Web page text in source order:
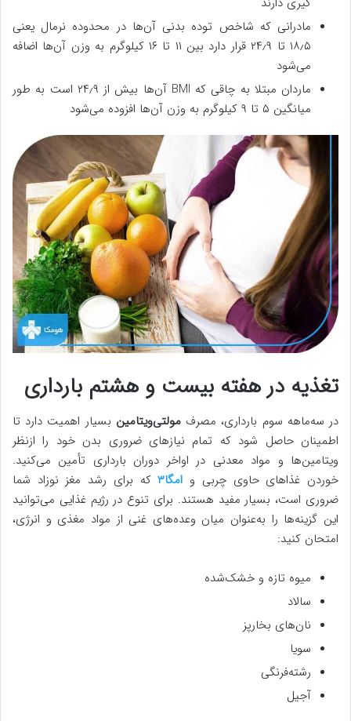
مادرانی که شاخص توده بدنی آن‌ها در محدوده نرمال یعنی
۱۸٫۵ تا ۲۴٫۹ قرار دارد بین ۱۱ تا ۱۶ کیلوگرم به وزن آن‌ها اضافه
می‌شود
ماردان مبتلا به چاقی که BMI آن‌ها بیش از ۲۴٫۹ است به طور
میانگین ۵ تا ۹ کیلوگرم به وزن آن‌ها افزوده می‌شود
تغذیه در هفته بیست و هشتم بارداری
در سه‌ماهه سوم بارداری، مصرفمولتی‌ویتامین بسیار اهمیت دارد تا
اطمینان حاصل شود که تمام نیازهای ضروری بدن خود را ازنظر
ویتامین‌ها و مواد معدنی در اواخر دوران بارداری تأمین می‌کنید.
خوردن غذاهای حاوی چربی و امگا۳ که برای رشد مغز نوزاد شما
ضروری است، بسیار مفید هستند. برای تنوع در رژیم غذایی می‌توانید
این گزینه‌ها را به‌عنوان میان وعده‌های غنی از مواد مغذی و انرژی،
امتحان کنید:
میوه تازه و خشک‌شده
سالاد
نان‌های بخارپز
سویا
رشته‌فرنگی
آجیل